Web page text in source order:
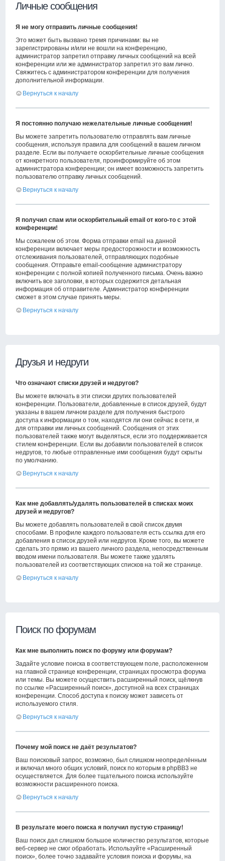
Личные сообщения
Я не могу отправить личные сообщения!
Это может быть вызвано тремя причинами: вы не
зарегистрированы и/или не вошли на конференцию,
администратор запретил отправку личных сообщений на всей
конференции или же администратор запретил это вам лично.
Свяжитесь с администратором конференции для получения
дополнительной информации.
Вернуться к началу
Я постоянно получаю нежелательные личные сообщения!
Вы можете запретить пользователю отправлять вам личные
сообщения, используя правила для сообщений в вашем личном
разделе. Если вы получаете оскорбительные личные сообщения
от конкретного пользователя, проинформируйте об этом
администратора конференции; он имеет возможность запретить
пользователю отправку личных сообщений.
Вернуться к началу
Я получил спам или оскорбительный email от кого-то с этой
конференции!
Мы сожалеем об этом. Форма отправки email на данной
конференции включает меры предосторожности и возможность
отслеживания пользователей, отправляющих подобные
сообщения. Отправьте email-сообщение администратору
конференции с полной копией полученного письма. Очень важно
включить все заголовки, в которых содержится детальная
информация об отправителе. Администратор конференции
сможет в этом случае принять меры.
Вернуться к началу
Друзья и недруги
Что означают списки друзей и недругов?
Вы можете включать в эти списки других пользователей
конференции. Пользователи, добавленные в список друзей, будут
указаны в вашем личном разделе для получения быстрого
доступа к информации о том, находятся ли они сейчас в сети, и
для отправки им личных сообщений. Сообщения от этих
пользователей также могут выделяться, если это поддерживается
стилем конференции. Если вы добавили пользователей в список
недругов, то любые отправленные ими сообщения будут скрыты
по умолчанию.
Вернуться к началу
Как мне добавлять/удалять пользователей в списках моих
друзей и недругов?
Вы можете добавлять пользователей в свой список двумя
способами. В профиле каждого пользователя есть ссылка для его
добавления в список друзей или недругов. Кроме того, вы можете
сделать это прямо из вашего личного раздела, непосредственным
вводом имени пользователя. Вы можете также удалять
пользователей из соответствующих списков на той же странице.
Вернуться к началу
Поиск по форумам
Как мне выполнить поиск по форуму или форумам?
Задайте условие поиска в соответствующем поле, расположенном
на главной странице конференции, страницах просмотра форума
или темы. Вы можете осуществить расширенный поиск, щёлкнув
по ссылке «Расширенный поиск», доступной на всех страницах
конференции. Способ доступа к поиску может зависеть от
используемого стиля.
Вернуться к началу
Почему мой поиск не даёт результатов?
Ваш поисковый запрос, возможно, был слишком неопределённым
и включал много общих условий, поиск по которым в phpBB3 не
осуществляется. Для более тщательного поиска используйте
возможности расширенного поиска.
Вернуться к началу
В результате моего поиска я получил пустую страницу!
Ваш поиск дал слишком большое количество результатов, которые
веб-сервер не смог обработать. Используйте «Расширенный
поиск», более точно задавайте условия поиска и форумы, на